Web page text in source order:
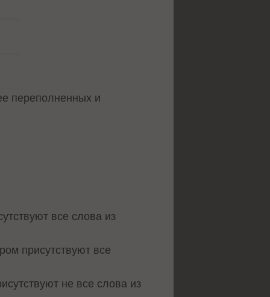
переполненных и
все слова из
присутствуют все
не все слова из